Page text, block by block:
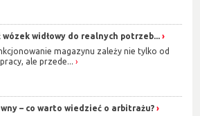
wózek widłowy do realnych potrzeb...
magazynu zależy nie tylko od
ale przede...
– co warto wiedzieć o arbitrażu?